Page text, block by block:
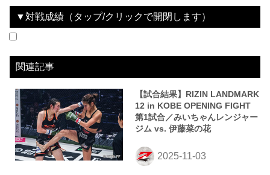
▼対戦成績（タップ/クリックで開閉します）
関連記事
【試合結果】RIZIN LANDMARK
12 in KOBE OPENING FIGHT
第1試合／みいちゃんレンジャー
ジム vs. 伊藤菜の花